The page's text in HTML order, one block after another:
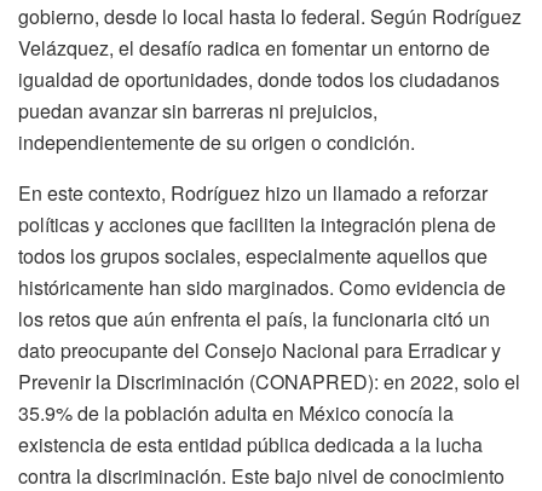
gobierno, desde lo local hasta lo federal. Según Rodríguez
Velázquez, el desafío radica en fomentar un entorno de
igualdad de oportunidades, donde todos los ciudadanos
puedan avanzar sin barreras ni prejuicios,
independientemente de su origen o condición.
En este contexto, Rodríguez hizo un llamado a reforzar
políticas y acciones que faciliten la integración plena de
todos los grupos sociales, especialmente aquellos que
históricamente han sido marginados. Como evidencia de
los retos que aún enfrenta el país, la funcionaria citó un
dato preocupante del Consejo Nacional para Erradicar y
Prevenir la Discriminación (CONAPRED): en 2022, solo el
35.9% de la población adulta en México conocía la
existencia de esta entidad pública dedicada a la lucha
contra la discriminación. Este bajo nivel de conocimiento